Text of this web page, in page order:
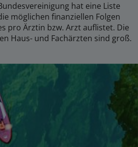
hat eine Liste
möglichen finanziellen Folgen
pro Ärztin bzw. Arzt auflistet. Die
Haus- und Fachärzten sind groß.